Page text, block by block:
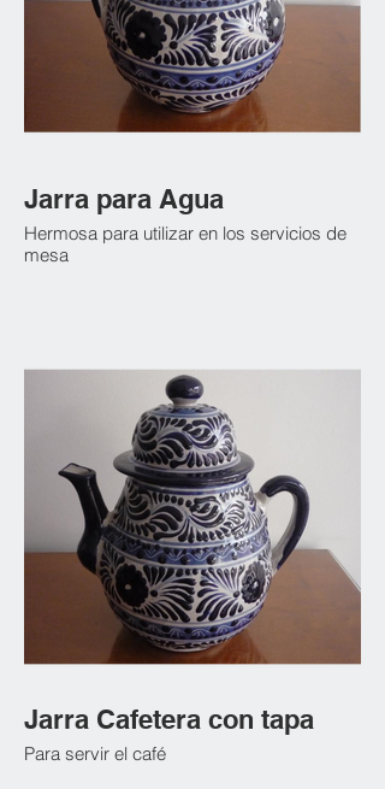
Jarra para Agua
Hermosa para utilizar en los servicios de
mesa
Jarra Cafetera con tapa
Para servir el café